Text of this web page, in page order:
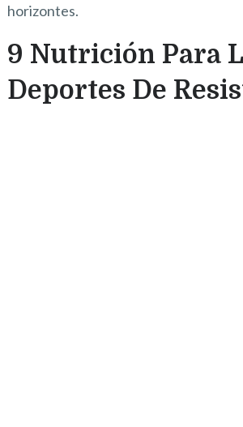
horizontes.
9 Nutrición Para
Deportes De